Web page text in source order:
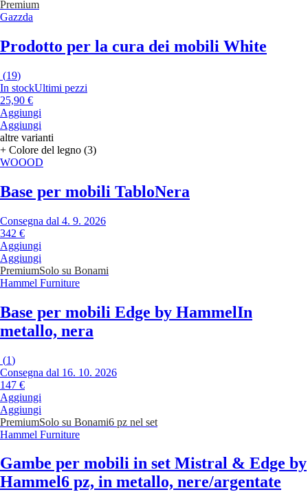
Premium
Gazzda
Prodotto per la cura dei mobili White
(19)
In stockUltimi pezzi
25,90 €
Aggiungi
Aggiungi
altre varianti
+ Colore del legno (3)
WOOOD
Base per mobili TabloNera
Consegna dal 4. 9. 2026
342 €
Aggiungi
Aggiungi
PremiumSolo su Bonami
Hammel Furniture
Base per mobili Edge by HammelIn
metallo, nera
(1)
Consegna dal 16. 10. 2026
147 €
Aggiungi
Aggiungi
PremiumSolo su Bonami6 pz nel set
Hammel Furniture
Gambe per mobili in set Mistral & Edge by
Hammel6 pz, in metallo, nere/argentate